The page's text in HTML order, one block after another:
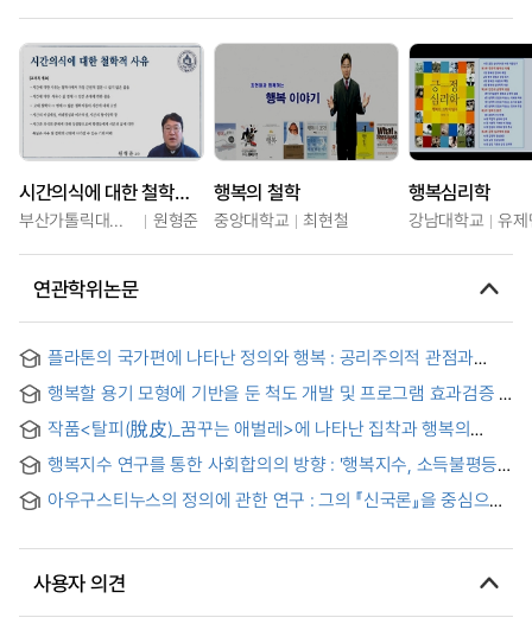
시간의식에 대한 철학적 사유
부산가톨릭대학교 원형준
행복의 철학
중앙대학교 최현철
행복심리학
강남대학교 유
연관학위논문
플라톤의 국가편에 나타난 정의와 행복 : 공리주의적 관점과
행복할 용기 모형에 기반을 둔 척도 개발 및 프로그램 효과검증
작품<탈피(脫皮)_꿈꾸는 애벌레>에 나타난 집착과 행복의
행복지수 연구를 통한 사회합의의 방향 : '행복지수, 소득불평등,
아우구스티누스의 정의에 관한 연구 : 그의 『신국론』을 중심으로
사용자 의견